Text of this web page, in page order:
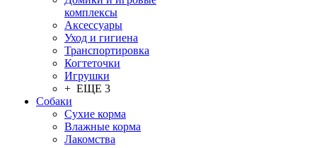
комплексы
Аксессуары
Уход и гигиена
Транспортировка
Когтеточки
Игрушки
+ ЕЩЕ 3
Собаки
Сухие корма
Влажные корма
Лакомства